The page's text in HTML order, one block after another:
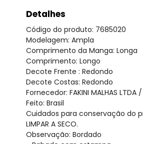
Detalhes
Código do produto: 7685020
Modelagem: Ampla
Comprimento da Manga: Longa
Comprimento: Longo
Decote Frente : Redondo
Decote Costas: Redondo
Fornecedor: FAKINI MALHAS
Feito: Brasil
Cuidados para conservação do
LIMPAR A SECO.
Observação: Bordado